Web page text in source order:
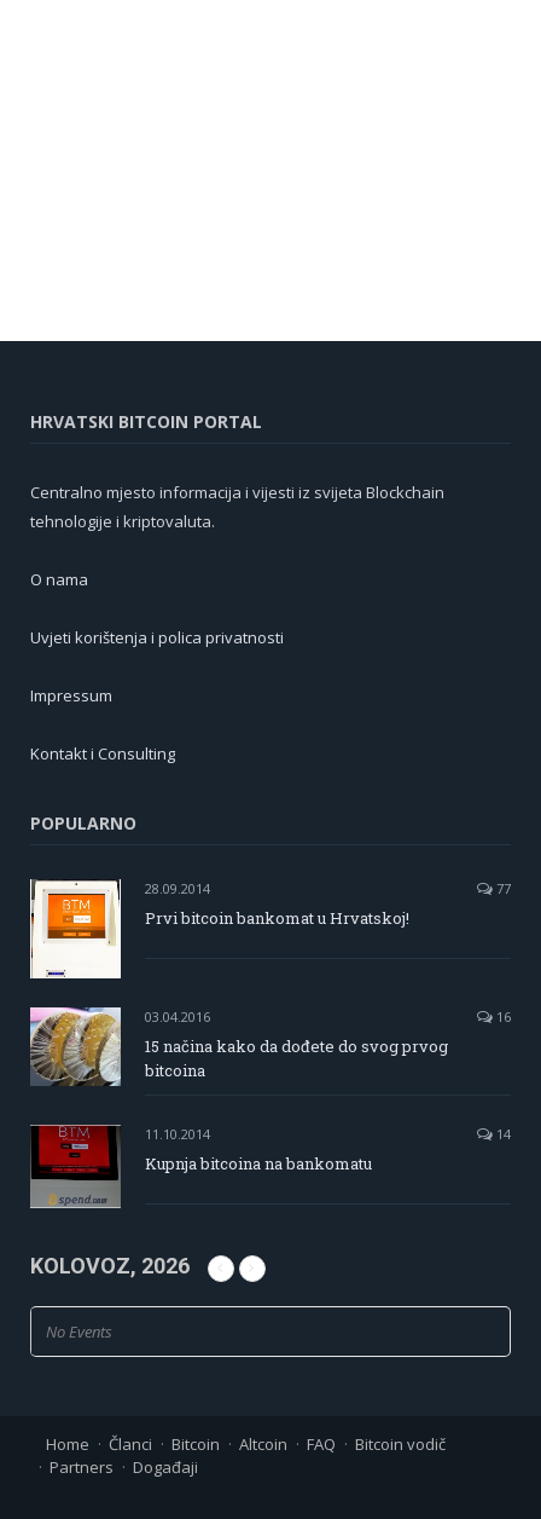
HRVATSKI BITCOIN PORTAL
Centralno mjesto informacija i vijesti iz svijeta Blockchain
tehnologije i kriptovaluta.
O nama
Uvjeti korištenja i polica privatnosti
Impressum
Kontakt i Consulting
POPULARNO
28.09.2014 77
Prvi bitcoin bankomat u Hrvatskoj!
03.04.2016 16
15 načina kako da dođete do svog prvog
bitcoina
11.10.2014 14
Kupnja bitcoina na bankomatu
KOLOVOZ, 2026
No Events
Home Članci Bitcoin Altcoin FAQ
Bitcoin vodič
Partners
Događaji